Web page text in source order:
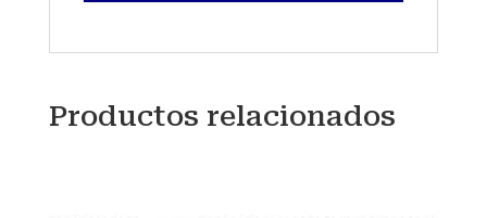
Productos relacionados